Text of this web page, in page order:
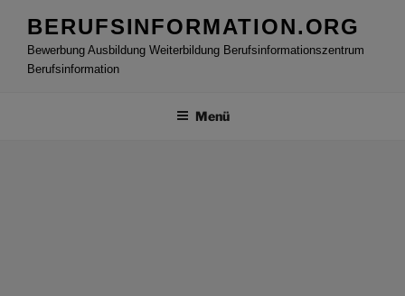
Inhalt
springen
BERUFSINFORMATION.ORG
Bewerbung Ausbildung Weiterbildung Berufsinformationszentrum
Berufsinformation
Menü